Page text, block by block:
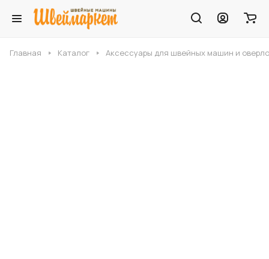
Главная Каталог Аксессуары для швейных машин и